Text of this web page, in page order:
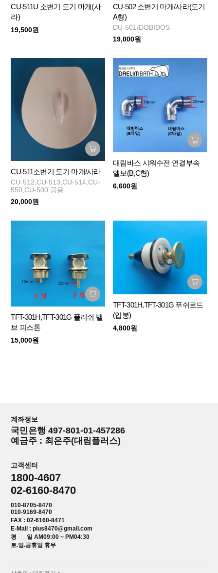
CU-511U 소변기 도기 마개(사
라)
19,500원
CU-502 소변기 마개/사라(도기
A형)
DU-501/DOBIDOS
19,000원
CU-511소변기 도기 마개/사라
CU-512,CU-513,CU-514,CU-
550,CU-500 공용
20,000원
대림바스 샤워수전 연결부속
엘보(B,C형)
6,600원
TFT-301H,TFT-301G 플러쉬 밸
브 피스톤
15,000원
TFT-301H,TFT-301G 푸쉬로드
(압봉)
4,800원
계좌정보
국민은행 497-801-01-457286
예금주 : 최은주(대림플러스)
고객센터
1800-4607
02-6160-8470
010-8705-8470
010-9169-8470
FAX : 02-6160-8471
E-Mail : plus8470@gmail.com
평 일 AM09:00 ~ PM04:30
토.일.공휴일 휴무